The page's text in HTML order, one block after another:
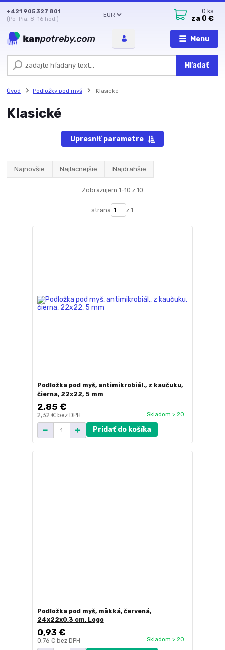
Menu
EUR
Hľadať
+421 905 327 801
(Po-Pia, 8-16 hod.)
0 ks
za 0 €
Úvod Podložky pod myš Klasické
Klasické
Upresniť parametre
Najnovšie Najlacnejšie Najdrahšie
Zobrazujem 1-10 z 10
strana z 1
Podložka pod myš, antimikrobiál., z kaučuku,
čierna, 22x22, 5 mm
2,85 €
2,32 € bez DPH Skladom > 20
Pridať do košíka
Podložka pod myš, mäkká, červená,
24x22x0,3 cm, Logo
0,93 €
0,76 € bez DPH Skladom > 20